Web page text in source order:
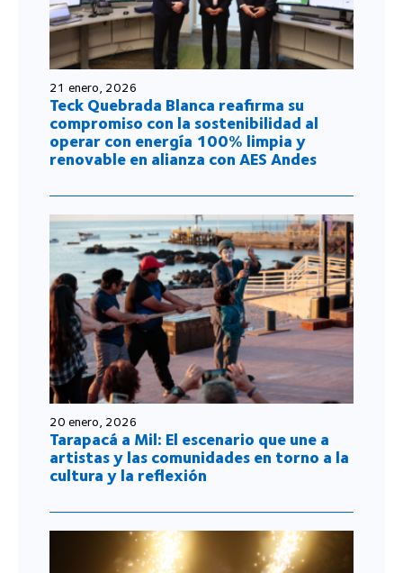
21 enero, 2026
Teck Quebrada Blanca reafirma su
compromiso con la sostenibilidad al
operar con energía 100% limpia y
renovable en alianza con AES Andes
20 enero, 2026
Tarapacá a Mil: El escenario que une a
artistas y las comunidades en torno a la
cultura y la reflexión